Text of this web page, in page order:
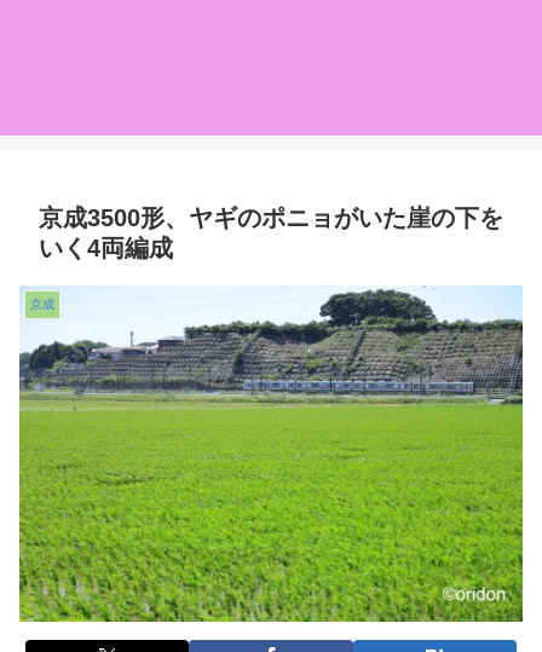
京成3500形、ヤギのポニョがいた崖の下を
いく4両編成
京成